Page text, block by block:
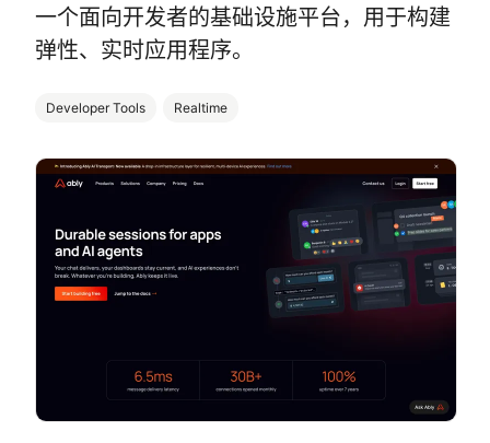
一个面向开发者的基础设施平台，用于构建
弹性、实时应用程序。
Developer Tools Realtime